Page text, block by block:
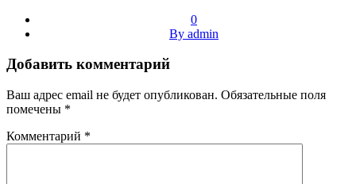
0
By admin
Добавить комментарий
Ваш адрес email не будет опубликован. Обязательные поля
помечены *
Комментарий *